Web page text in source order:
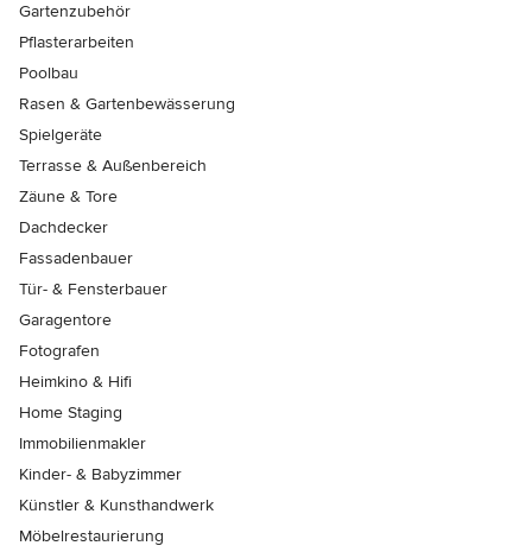
Gartenzubehör
Pflasterarbeiten
Poolbau
Rasen & Gartenbewässerung
Spielgeräte
Terrasse & Außenbereich
Zäune & Tore
Dachdecker
Fassadenbauer
Tür- & Fensterbauer
Garagentore
Fotografen
Heimkino & Hifi
Home Staging
Immobilienmakler
Kinder- & Babyzimmer
Künstler & Kunsthandwerk
Möbelrestaurierung